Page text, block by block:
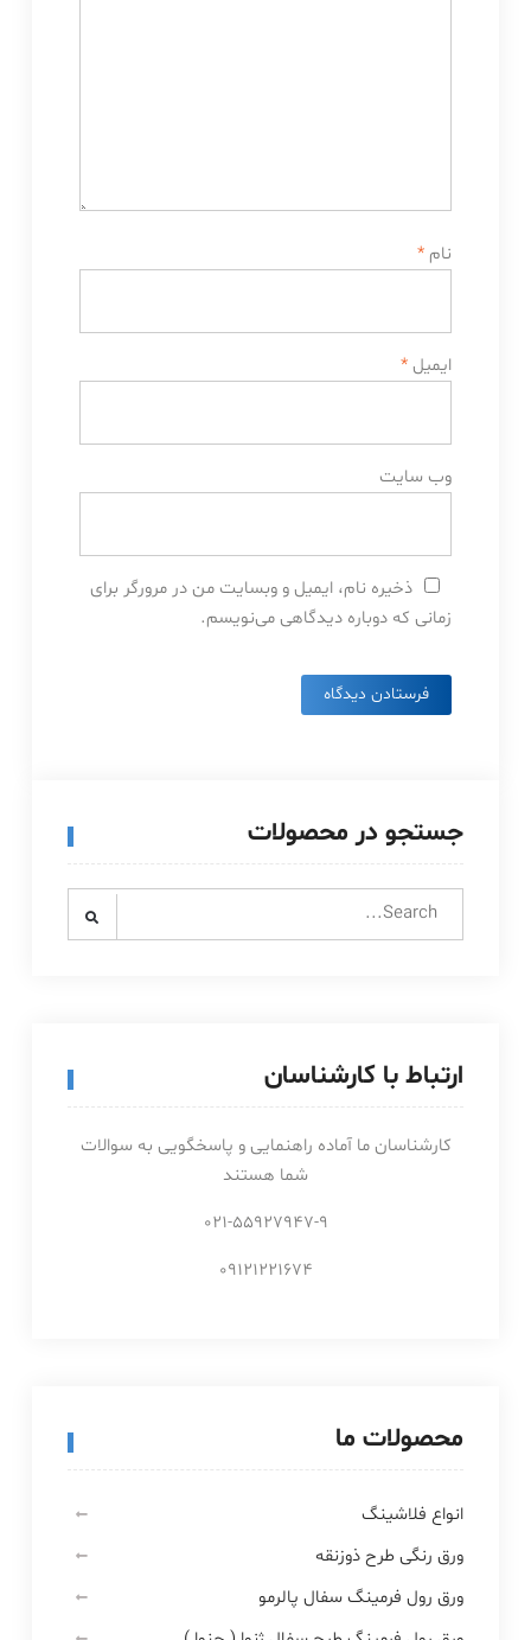
نام *
ایمیل *
وب‌ سایت
ذخیره نام، ایمیل و وبسایت من در مرورگر برای
زمانی که دوباره دیدگاهی می‌نویسم.
جستجو در محصولات
Search
ارتباط با کارشناسان
کارشناسان ما آماده راهنمایی و پاسخگویی به سوالات
شما هستند
021-55927947-9
09121221674
محصولات ما
انواع فلاشینگ
ورق رنگی طرح ذوزنقه
ورق رول فرمینگ سفال پالرمو